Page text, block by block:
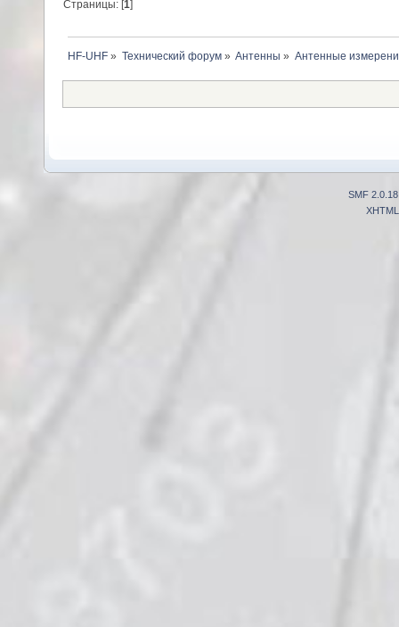
Страницы: [1]
HF-UHF» Технический форум» Антенны » Антенные
SMF 2.0.18
XHTML